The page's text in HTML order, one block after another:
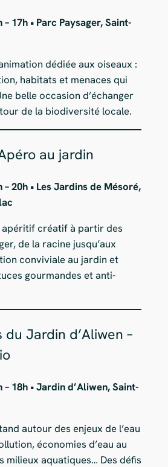
– 17h • Parc Paysager, Saint-
dédiée aux oiseaux :
habitats et menaces qui
belle occasion d’échanger
de la biodiversité locale.
au jardin
– 20h • Les Jardins de Mésoré,
apéritif créatif à partir des
de la racine jusqu’aux
conviviale au jardin et
gourmandes et anti-
du Jardin d’Aliwen –
– 18h • Jardin d’Aliwen, Saint-
autour des enjeux de l’eau
économies d’eau au
milieux aquatiques… Des défis